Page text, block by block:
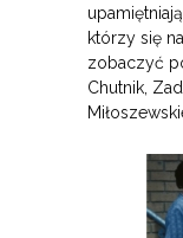
którzy się
zobaczyć
Chutnik,